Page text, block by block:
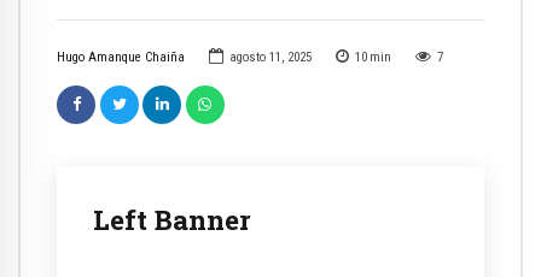
Hugo Amanque Chaiña agosto 11, 2025 10 min 7
Left Banner